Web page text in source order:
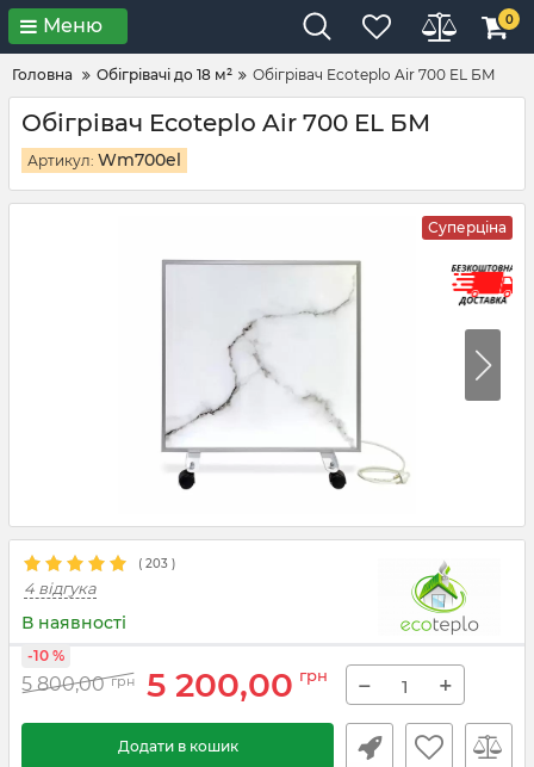
Меню 0
Головна Обігрівачі до 18 м² Обігрівач Ecoteplo Air 700 EL БМ
Обігрівач Ecoteplo Air 700 EL БМ
Артикул: Wm700el
Суперціна
( 203 )
4 відгука
В наявності
5 800,00 грн 5 200,00 грн
-10 %
− +
Додати в кошик